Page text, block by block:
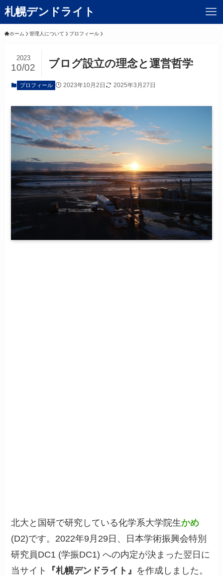
札幌デンドライト
ホーム 管理人について プロフィール
ブログ設立の理念と運営哲学
2023
10/02
プロフィール 2023年10月2日 2025年3月27日
北大と国研で研究している化学系大学院生かめ
(D2)です。2022年9月29日、日本学術振興会特別
研究員DC1 (学振DC1) への内定が決まった翌日に
当サイト
『札幌デンドライト』 を作成しました。